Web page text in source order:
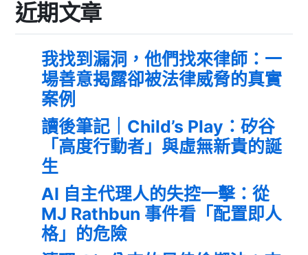
近期文章
我找到漏洞，他們找來律師：一
場善意揭露卻被法律威脅的真實
案例
讀後筆記｜Child’s Play：矽谷
「高度行動者」與虛無新貴的誕
生
AI 自主代理人的失控一擊：從
MJ Rathbun 事件看「配置即人
格」的危險